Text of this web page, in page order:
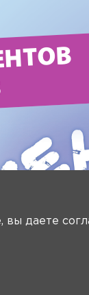
вы даете